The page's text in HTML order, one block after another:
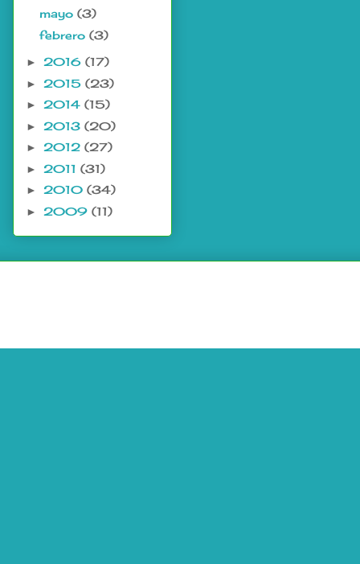
mayo (3)
febrero (3)
► 2016 (17)
► 2015 (23)
► 2014 (15)
► 2013 (20)
► 2012 (27)
► 2011 (31)
► 2010 (34)
► 2009 (11)